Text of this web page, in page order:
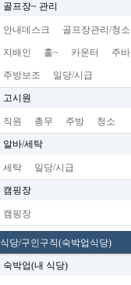
골프장~ 관리
안내데스크 골프장관리/청소
지배인 홀~ 카운터 주바
주방보조 일당/시급
고시원
직원 총무 주방 청소
알바/세탁
세탁 일당/시급
캠핑장
캠핑장
식당/구인구직(숙박업식당)
숙박업(내 식당)